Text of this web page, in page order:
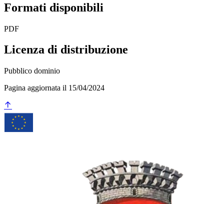
Formati disponibili
PDF
Licenza di distribuzione
Pubblico dominio
Pagina aggiornata il 15/04/2024